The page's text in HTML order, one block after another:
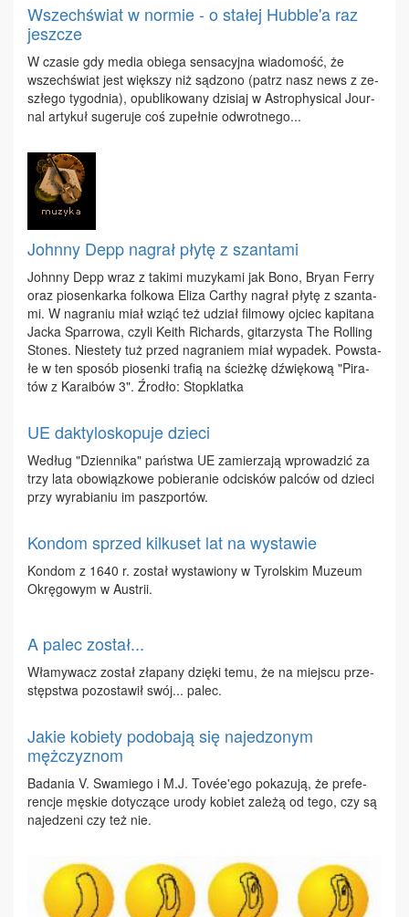
Wszechświat w normie - o stałej Hubble'a raz
jeszcze
W cza­sie gdy me­dia obie­ga sen­sa­cyj­na wia­do­mość, że
wszech­świat jest więk­szy niż są­dzo­no (patrz nasz news z ze­
szłe­go ty­go­dnia), opu­bli­ko­wa­ny dzi­siaj w Astro­phy­si­cal Jo­ur­
nal ar­ty­kuł su­ge­ru­je coś zu­peł­nie od­wrot­ne­go...
Johnny Depp nagrał płytę z szantami
John­ny Depp wraz z ta­ki­mi mu­zy­ka­mi jak Bo­no, Bry­an Fer­ry
oraz pio­sen­kar­ka fol­ko­wa Eli­za Car­thy na­grał pły­tę z szan­ta­
mi. W na­gra­niu miał wziąć też udział fil­mo­wy oj­ciec ka­pi­ta­na
Jac­ka Spar­ro­wa, czy­li Ke­ith Ri­chards, gi­ta­rzy­sta The Rol­ling
Sto­nes. Nie­ste­ty tuż przed na­gra­niem miał wy­pa­dek. Po­wsta­
łe w ten spo­sób pio­sen­ki tra­fią na ścież­kę dźwię­ko­wą "Pi­ra­
tów z Ka­ra­ibów 3". Źro­dło: Stop­klat­ka
UE daktyloskopuje dzieci
We­dług "Dzien­ni­ka" pań­stwa UE za­mie­rza­ją wpro­wa­dzić za
trzy la­ta obo­wiąz­ko­we po­bie­ra­nie od­ci­sków pal­ców od dzie­ci
przy wy­ra­bia­niu im pasz­por­tów.
Kondom sprzed kilkuset lat na wystawie
Kon­dom z 1640 r. zo­stał wy­sta­wio­ny w Ty­rol­skim Mu­zeum
Okrę­go­wym w Au­strii.
A palec został...
Wła­my­wacz zo­stał zła­pa­ny dzię­ki te­mu, że na miej­scu prze­
stęp­stwa po­zo­sta­wił swój... pa­lec.
Jakie kobiety podobają się najedzonym
mężczyznom
Ba­da­nia V. Swa­mie­go i M.J. Tovée'ego po­ka­zu­ją, że pre­fe­
ren­cje mę­skie do­ty­czą­ce uro­dy ko­biet za­le­żą od te­go, czy są
na­je­dze­ni czy też nie.